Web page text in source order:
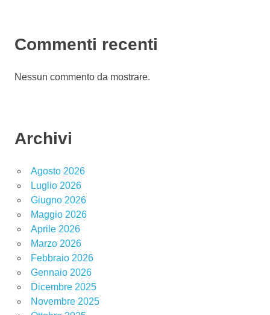
Commenti recenti
Nessun commento da mostrare.
Archivi
Agosto 2026
Luglio 2026
Giugno 2026
Maggio 2026
Aprile 2026
Marzo 2026
Febbraio 2026
Gennaio 2026
Dicembre 2025
Novembre 2025